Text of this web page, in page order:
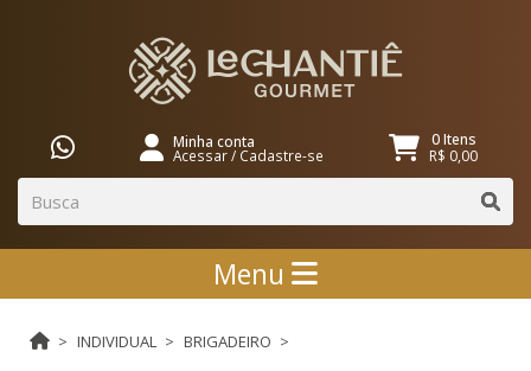
Minha conta
Acessar/ Cadastre-se
0 Itens
R$ 0,00
Menu
INDIVIDUAL
BRIGADEIRO